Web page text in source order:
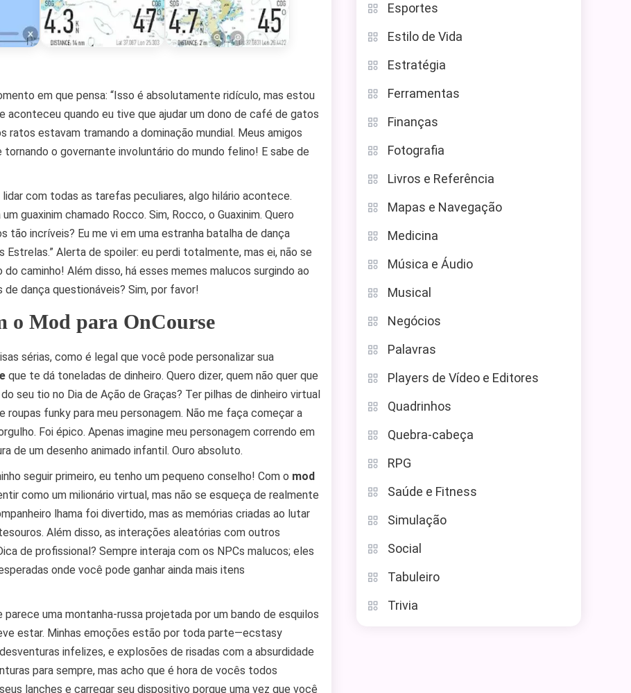
em que pensa: “Isso é absolutamente ridículo, mas estou
aconteceu quando eu tive que ajudar um dono de café de gatos
ratos estavam tramando a dominação mundial. Meus amigos
o governante involuntário do mundo felino! E sabe de
com todas as tarefas peculiares, algo hilário acontece.
guaxinim chamado Rocco. Sim, Rocco, o Guaxinim. Quero
tão incríveis? Eu me vi em uma estranha batalha de dança
Estrelas.” Alerta de spoiler: eu perdi totalmente, mas ei, não se
caminho! Além disso, há esses memes malucos surgindo ao
de dança questionáveis? Sim, por favor!
o Mod para OnCourse
sérias, como é legal que você pode personalizar sua
que te dá toneladas de dinheiro. Quero dizer, quem não quer que
seu tio no Dia de Ação de Graças? Ter pilhas de dinheiro virtual
funky para meu personagem. Não me faça começar a
Foi épico. Apenas imagine meu personagem correndo em
de um desenho animado infantil. Ouro absoluto.
seguir primeiro, eu tenho um pequeno conselho! Com o mod
como um milionário virtual, mas não se esqueça de realmente
lhama foi divertido, mas as memórias criadas ao lutar
Além disso, as interações aleatórias com outros
de profissional? Sempre interaja com os NPCs malucos; eles
onde você pode ganhar ainda mais itens
uma montanha-russa projetada por um bando de esquilos
estar. Minhas emoções estão por toda parte—ecstasy
infelizes, e explosões de risadas com a absurdidade
para sempre, mas acho que é hora de vocês todos
lanches e carregar seu dispositivo porque uma vez que você
Esportes
Estilo de Vida
Estratégia
Ferramentas
Finanças
Fotografia
Livros e Referência
Mapas e Navegação
Medicina
Música e Áudio
Musical
Negócios
Palavras
Players de Vídeo e Editores
Quadrinhos
Quebra-cabeça
RPG
Saúde e Fitness
Simulação
Social
Tabuleiro
Trivia